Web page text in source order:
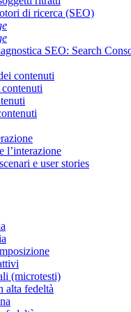
di ricerca (SEO)
SEO: Search
contenuti
l’interazione
e user stories
(microtesti)
alta fedeltà